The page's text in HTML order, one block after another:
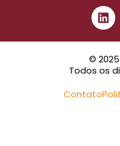
©
Todos os
Contato